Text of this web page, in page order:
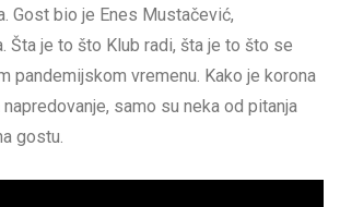
Gost bio je Enes Mustačević,
Šta je to što Klub radi, šta je to što se
pandemijskom vremenu. Kako je korona
napredovanje, samo su neka od pitanja
gostu.